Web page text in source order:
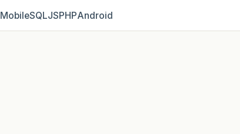
MobileSQLJSPHPAndroid